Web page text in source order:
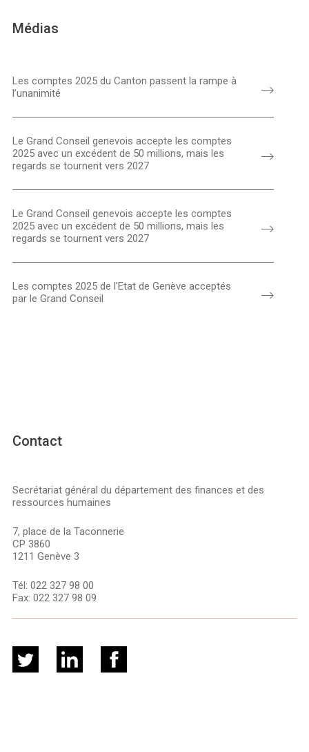
Médias
Les comptes 2025 du Canton passent la rampe à
l’unanimité
Le Grand Conseil genevois accepte les comptes
2025 avec un excédent de 50 millions, mais les
regards se tournent vers 2027
Le Grand Conseil genevois accepte les comptes
2025 avec un excédent de 50 millions, mais les
regards se tournent vers 2027
Les comptes 2025 de l'Etat de Genève acceptés
par le Grand Conseil
Contact
Secrétariat général du département des finances et des
ressources humaines
7, place de la Taconnerie
CP 3860
1211 Genève 3
Tél: 022 327 98 00
Fax: 022 327 98 09